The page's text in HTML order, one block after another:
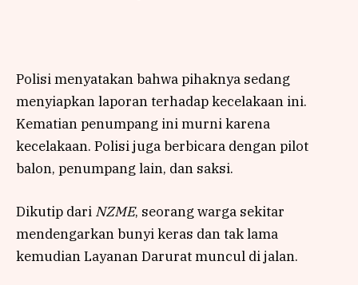
Polisi menyatakan bahwa pihaknya sedang
menyiapkan laporan terhadap kecelakaan ini.
Kematian penumpang ini murni karena
kecelakaan. Polisi juga berbicara dengan pilot
balon, penumpang lain, dan saksi.
Dikutip dari NZME, seorang warga sekitar
mendengarkan bunyi keras dan tak lama
kemudian Layanan Darurat muncul di jalan.